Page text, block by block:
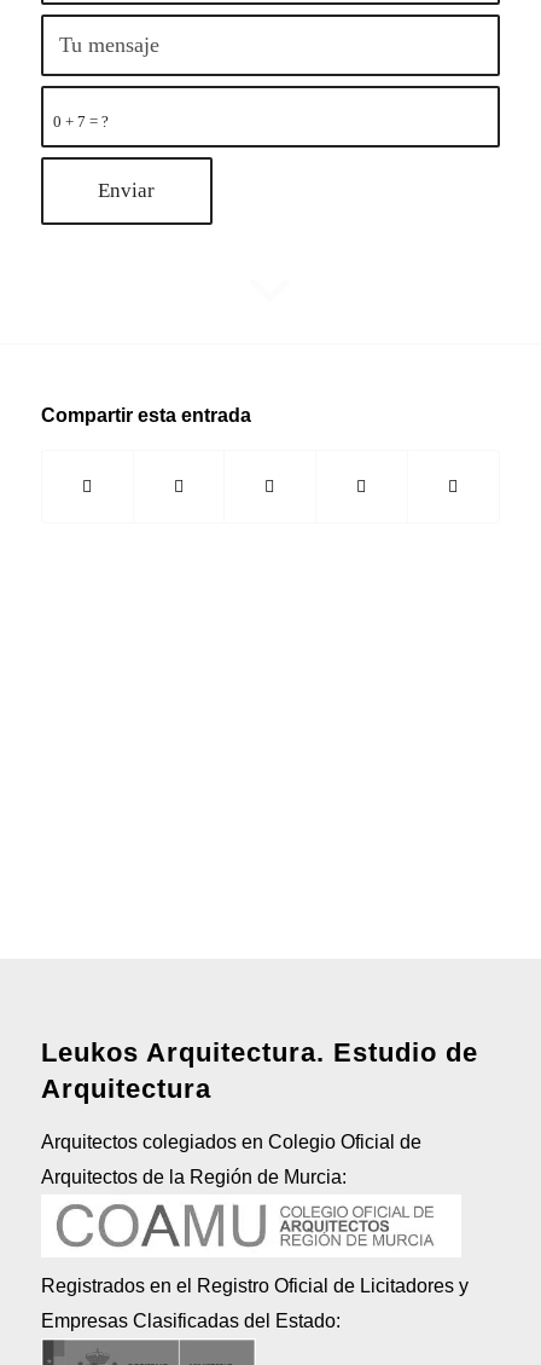
0 + 7 = ?
Compartir esta entrada
Leukos Arquitectura. Estudio de
Arquitectura
Arquitectos colegiados en Colegio Oficial de
Arquitectos de la Región de Murcia:
Registrados en el Registro Oficial de Licitadores y
Empresas Clasificadas del Estado: